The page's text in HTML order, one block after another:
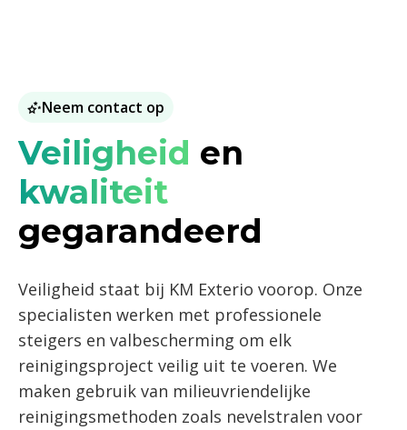
Neem contact op
Veiligheid en
kwaliteit
gegarandeerd
Veiligheid staat bij KM Exterio voorop. Onze
specialisten werken met professionele
steigers en valbescherming om elk
reinigingsproject veilig uit te voeren. We
maken gebruik van milieuvriendelijke
reinigingsmethoden zoals nevelstralen voor